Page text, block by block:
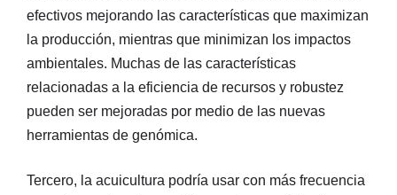
efectivos mejorando las características que maximizan
la producción, mientras que minimizan los impactos
ambientales. Muchas de las características
relacionadas a la eficiencia de recursos y robustez
pueden ser mejoradas por medio de las nuevas
herramientas de genómica.
Tercero, la acuicultura podría usar con más frecuencia